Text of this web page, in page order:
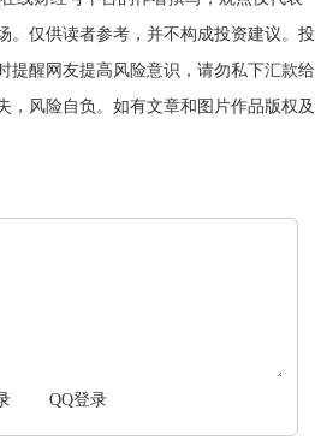
。仅供读者参考，并不构成投资建议。投
提醒网友提高风险意识，请勿私下汇款给
，风险自负。如有文章和图片作品版权及
QQ登录